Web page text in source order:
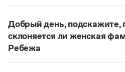
Лекции и подкасты
Нашответ2014 года по-
то игнорируют
словарей русского языка, в
развесить
развешенный) со значением
Добрый день, подскажите,
склоняется ли женская
Ребежа
ФамилияРебежа